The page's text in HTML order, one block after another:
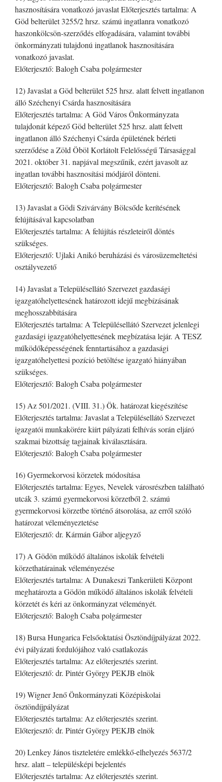
hasznosítására vonatkozó javaslat Előterjesztés tartalma: A
Göd belterület 3255/2 hrsz. számú ingatlanra vonatkozó
haszonkölcsön-szerződés elfogadására, valamint további
önkormányzati tulajdonú ingatlanok hasznosítására
vonatkozó javaslat.
Előterjesztő: Balogh Csaba polgármester
12) Javaslat a Göd belterület 525 hrsz. alatt felvett ingatlanon
álló Széchenyi Csárda hasznosítására
Előterjesztés tartalma: A Göd Város Önkormányzata
tulajdonát képező Göd belterület 525 hrsz. alatt felvett
ingatlanon álló Széchenyi Csárda épületének bérleti
szerződése a Zöld Öböl Korlátolt Felelősségű Társasággal
2021. október 31. napjával megszűnik, ezért javasolt az
ingatlan további hasznosítási módjáról dönteni.
Előterjesztő: Balogh Csaba polgármester
13) Javaslat a Gödi Szivárvány Bölcsőde kerítésének
felújításával kapcsolatban
Előterjesztés tartalma: A felújítás részleteiről döntés
szükséges.
Előterjesztő: Ujlaki Anikó beruházási és városüzemeltetési
osztályvezető
14) Javaslat a Településellátó Szervezet gazdasági
igazgatóhelyettesének határozott idejű megbízásának
meghosszabbítására
Előterjesztés tartalma: A Településellátó Szervezet jelenlegi
gazdasági igazgatóhelyettesének megbízatása lejár. A TESZ
működőképességének fenntartásához a gazdasági
igazgatóhelyettesi pozíció betöltése igazgató hiányában
szükséges.
Előterjesztő: Balogh Csaba polgármester
15) Az 501/2021. (VIII. 31.) Ök. határozat kiegészítése
Előterjesztés tartalma: Javaslat a Településellátó Szervezet
igazgatói munkakörére kiírt pályázati felhívás során eljáró
szakmai bizottság tagjainak kiválasztására.
Előterjesztő: Balogh Csaba polgármester
16) Gyermekorvosi körzetek módosítása
Előterjesztés tartalma: Egyes, Nevelek városrészben található
utcák 3. számú gyermekorvosi körzetből 2. számú
gyermekorvosi körzetbe történő átsorolása, az erről szóló
határozat véleményeztetése
Előterjesztő: dr. Kármán Gábor aljegyző
17) A Gödön működő általános iskolák felvételi
körzethatárainak véleményezése
Előterjesztés tartalma: A Dunakeszi Tankerületi Központ
meghatározta a Gödön működő általános iskolák felvételi
körzetét és kéri az önkormányzat véleményét.
Előterjesztő: Balogh Csaba polgármester
18) Bursa Hungarica Felsőoktatási Ösztöndíjpályázat 2022.
évi pályázati fordulójához való csatlakozás
Előterjesztés tartalma: Az előterjesztés szerint.
Előterjesztő: dr. Pintér György PEKJB elnök
19) Wigner Jenő Önkormányzati Középiskolai
ösztöndíjpályázat
Előterjesztés tartalma: Az előterjesztés szerint.
Előterjesztő: dr. Pintér György PEKJB elnök
20) Lenkey János tiszteletére emlékkő-elhelyezés 5637/2
hrsz. alatt – településképi bejelentés
Előterjesztés tartalma: Az előterjesztés szerint.